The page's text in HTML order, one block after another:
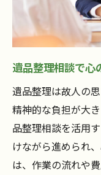
遺品整理相談で心
遺品整理は故人の
精神的な負担が大
品整理相談を活用
けながら進められ
は、作業の流れや